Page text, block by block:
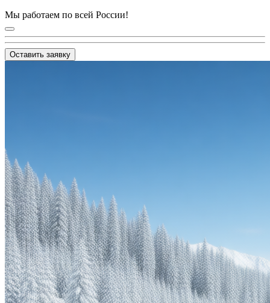
Мы работаем по всей России!
Оставить заявку